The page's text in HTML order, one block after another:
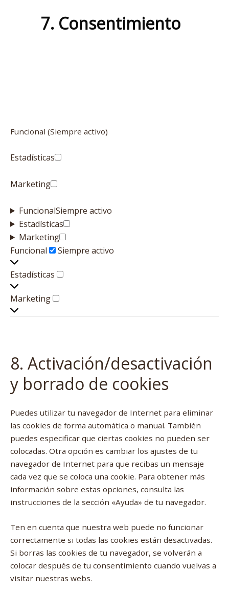
7. Consentimiento
Funcional (Siempre activo)
Estadísticas
Marketing
FuncionalSiempre activo
Estadísticas Estadísticas
Marketing Marketing
Funcional
Funcional
Siempre activo
Estadísticas Estadísticas
Marketing Marketing
8. Activación/desactivación
y borrado de cookies
Puedes utilizar tu navegador de Internet para eliminar
las cookies de forma automática o manual. También
puedes especificar que ciertas cookies no pueden ser
colocadas. Otra opción es cambiar los ajustes de tu
navegador de Internet para que recibas un mensaje
cada vez que se coloca una cookie. Para obtener más
información sobre estas opciones, consulta las
instrucciones de la sección «Ayuda» de tu navegador.
Ten en cuenta que nuestra web puede no funcionar
correctamente si todas las cookies están desactivadas.
Si borras las cookies de tu navegador, se volverán a
colocar después de tu consentimiento cuando vuelvas a
visitar nuestras webs.